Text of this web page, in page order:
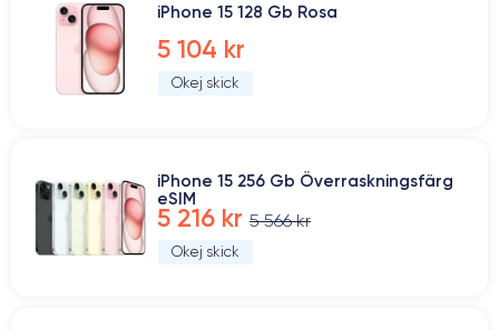
iPhone 15 128 Gb Rosa
5 104 kr
Okej skick
iPhone 15 256 Gb Överraskningsfärg
eSIM
5 216 kr 5 566 kr
Okej skick